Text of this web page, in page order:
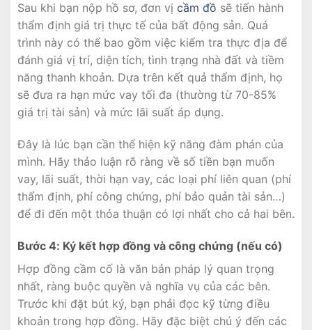
Sau khi bạn nộp hồ sơ, đơn vị cầm đồ sẽ tiến hành
thẩm định giá trị thực tế của bất động sản. Quá
trình này có thể bao gồm việc kiểm tra thực địa để
đánh giá vị trí, diện tích, tình trạng nhà đất và tiềm
năng thanh khoản. Dựa trên kết quả thẩm định, họ
sẽ đưa ra hạn mức vay tối đa (thường từ 70-85%
giá trị tài sản) và mức lãi suất áp dụng.
Đây là lúc bạn cần thể hiện kỹ năng đàm phán của
mình. Hãy thảo luận rõ ràng về số tiền bạn muốn
vay, lãi suất, thời hạn vay, các loại phí liên quan (phí
thẩm định, phí công chứng, phí bảo quản tài sản…)
để đi đến một thỏa thuận có lợi nhất cho cả hai bên.
Bước 4: Ký kết hợp đồng và công chứng (nếu có)
Hợp đồng cầm cố là văn bản pháp lý quan trọng
nhất, ràng buộc quyền và nghĩa vụ của các bên.
Trước khi đặt bút ký, bạn phải đọc kỹ từng điều
khoản trong hợp đồng. Hãy đặc biệt chú ý đến các